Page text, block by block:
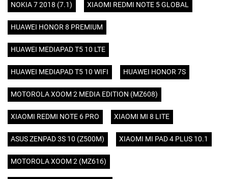
NOKIA 7 2018 (7.1) XIAOMI REDMI NOTE 5 GLOBAL
HUAWEI HONOR 8 PREMIUM
HUAWEI MEDIAPAD T5 10 LTE
HUAWEI MEDIAPAD T5 10 WIFI HUAWEI HONOR 7S
MOTOROLA XOOM 2 MEDIA EDITION (MZ608)
XIAOMI REDMI NOTE 6 PRO XIAOMI MI 8 LITE
ASUS ZENPAD 3S 10 (Z500M) XIAOMI MI PAD 4 PLUS 10.1
MOTOROLA XOOM 2 (MZ616)